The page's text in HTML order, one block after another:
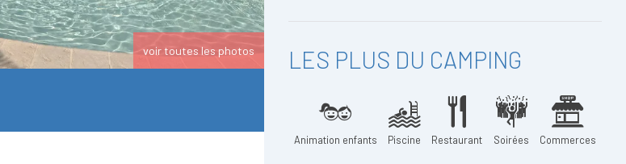
voir toutes les photos LES PLUS DU CAMPING
Animation enfants Piscine Restaurant Soirées Commerces